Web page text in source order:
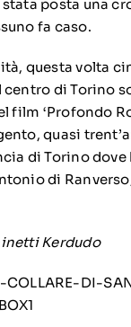
posta una
fa caso.
questa volta
di Torino
film ‘Profondo
quasi
di Torino dove
di
Kerdudo